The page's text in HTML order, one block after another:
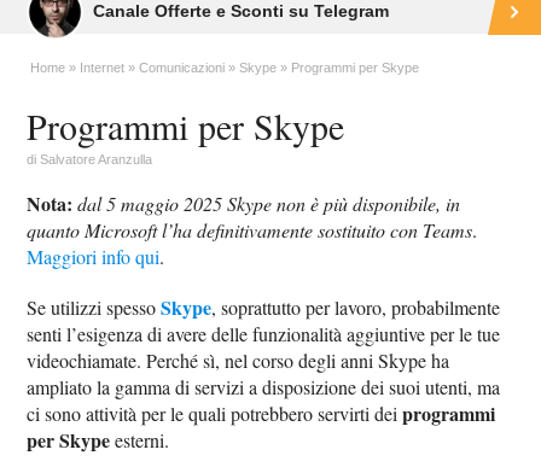
Canale Offerte e Sconti su Telegram
Home Internet Comunicazioni Skype Programmi per Skype
Programmi per Skype
diSalvatore Aranzulla
Nota: dal 5 maggio 2025 Skype non è più disponibile, in
quanto Microsoft l’ha definitivamente sostituito con Teams.
Maggiori info qui.
Se utilizzi spessoSkype, soprattutto per lavoro, probabilmente
senti l’esigenza di avere delle funzionalità aggiuntive per le tue
videochiamate. Perché sì, nel corso degli anni Skype ha
ampliato la gamma di servizi a disposizione dei suoi utenti, ma
ci sono attività per le quali potrebbero servirti deiprogrammi
per Skypeesterni.